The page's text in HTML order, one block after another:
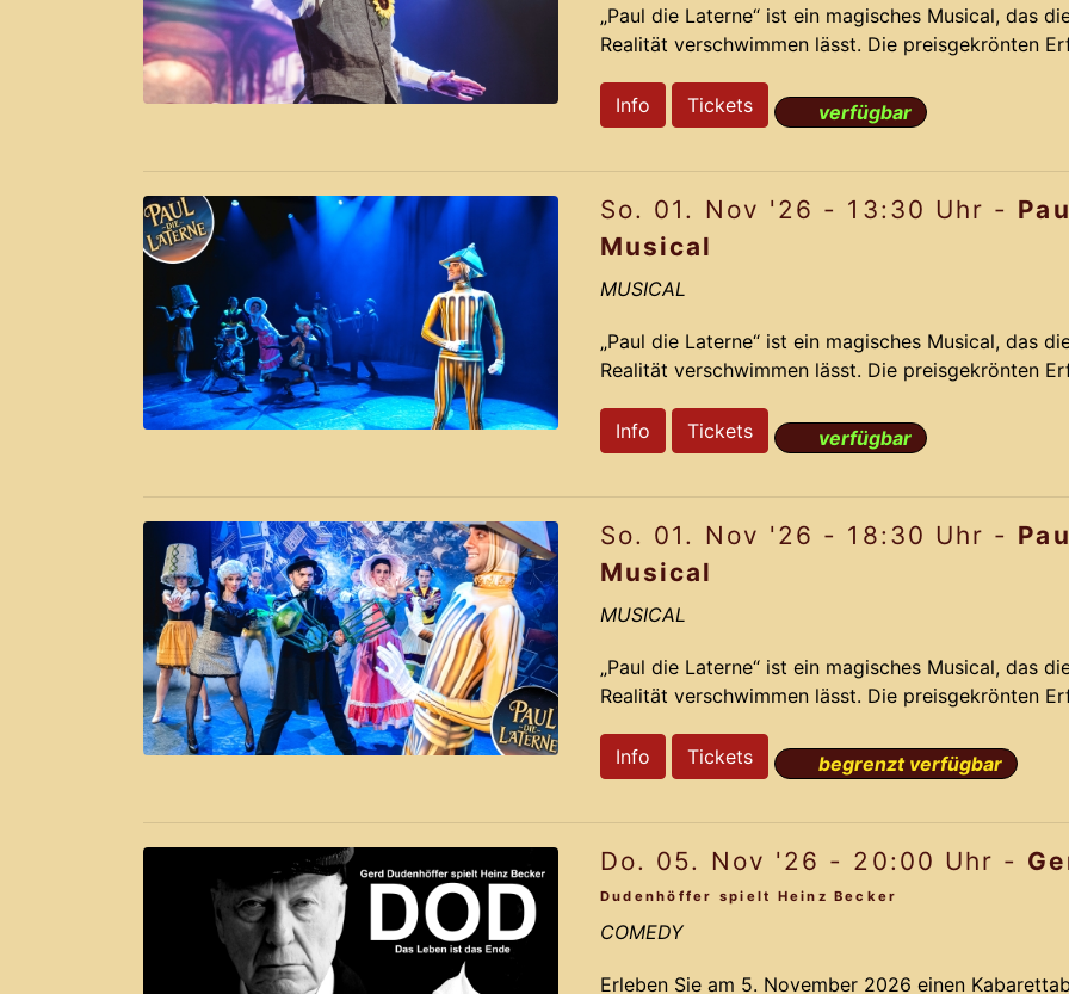
„Paul die Laterne“ ist ein magisches Musical, das
Realität verschwimmen lässt. Die preisgekrönten
auf der dramatisch lustigen Story und den
aus dem Jahr 2012 gelingt Komponist Jochen
Pa
Info Tickets verfügbar
So. 01. Nov '26 - 13:30 Uhr -
Musical
MUSICAL
„Paul die Laterne“ ist ein magisches Musical, das
Realität verschwimmen lässt. Die preisgekrönten
auf der dramatisch lustigen Story und den
aus dem Jahr 2012 gelingt Komponist Jochen
Pa
Info Tickets verfügbar
So. 01. Nov '26 - 18:30 Uhr -
Musical
MUSICAL
„Paul die Laterne“ ist ein magisches Musical, das
Realität verschwimmen lässt. Die preisgekrönten
auf der dramatisch lustigen Story und den
aus dem Jahr 2012 gelingt Komponist Jochen
Pa
Info Tickets begrenzt verfügbar
Do. 05. Nov '26 - 20:00 Uhr -
Dudenhöffer spielt Heinz Becker
COMEDY
Erleben Sie am 5. November 2026 einen